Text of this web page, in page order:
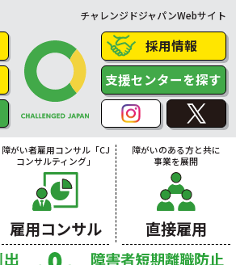
チャレンジドジャパンWebサイト
採用情報
支援センターを探す
障がい者雇用コンサル「CJ
コンサルティング」
雇用コンサル
障がいのある方と共に
事業を展開
直接雇用